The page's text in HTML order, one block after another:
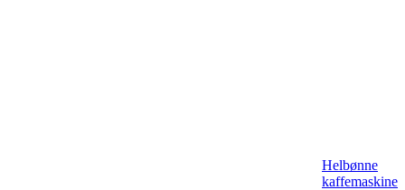
Helbønne
kaffemaskine